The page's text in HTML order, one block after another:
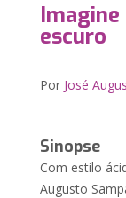
escuro
Por José
Sinopse
Com estilo
Augusto